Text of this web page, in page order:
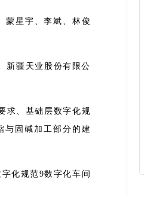
蒙星宇、李斌、林俊
新疆天业股份有限公
求、基础层数字化规
与固碱加工部分的建
化规范9数字化车间